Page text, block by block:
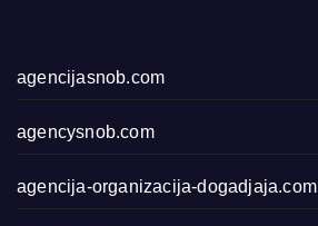
agencijasnob.com
agencysnob.com
agencija-organizacija-dogadjaja.com